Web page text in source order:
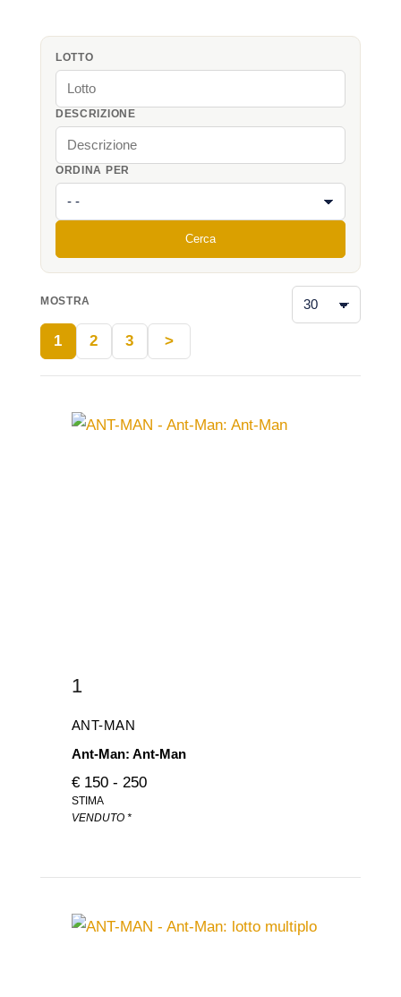
LOTTO
DESCRIZIONE
ORDINA PER
Cerca
MOSTRA
1 2 3 >
1
ANT-MAN
Ant-Man: Ant-Man
€ 150 - 250
STIMA
VENDUTO *